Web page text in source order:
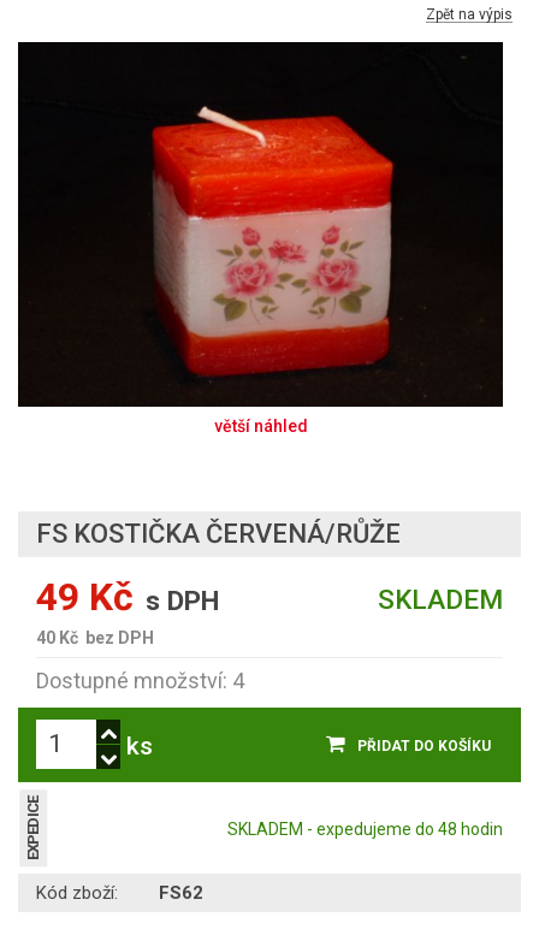
Zpět na výpis
FS KOSTIČKA ČERVENÁ/RŮŽE
SKLADEM
49 Kč s DPH
40 Kč bez DPH
Dostupné množství: 4
ks PŘIDAT DO KOŠÍKU
EXPEDICE SKLADEM - expedujeme do 48 hodin
Kód zboží: FS62